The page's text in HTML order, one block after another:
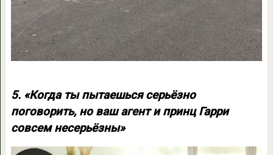
5. «Когда ты пытаешься серьёзно
поговорить, но ваш агент и принц Гарри
совсем несерьёзны»